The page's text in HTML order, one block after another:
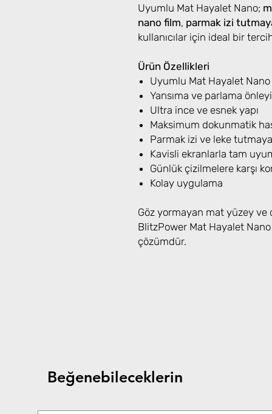
Uyumlu Mat Hayalet Nano;
nano film, parmak izi
kullanıcılar için ideal bir
Ürün Özellikleri
Uyumlu Mat Hayalet
Yansıma ve parlama
Ultra ince ve esnek yapı
Maksimum dokunmatik
Parmak izi ve leke
Kavisli ekranlarla tam
Günlük çizilmelere karşı
Kolay uygulama
Göz yormayan mat yüzey ve
BlitzPower Mat Hayalet
çözümdür.
Beğenebileceklerin